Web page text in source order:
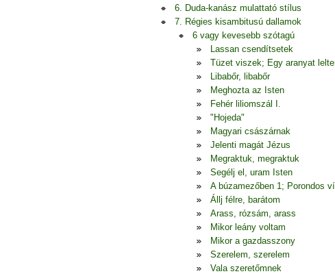
6. Duda-kanász mulattató stílus
7. Régies kisambitusú dallamok
6 vagy kevesebb szótagú
Lassan csendítsetek
Tüzet viszek; Egy aranyat
Libabőr, libabőr
Meghozta az Isten
Fehér liliomszál I.
"Hojeda"
Magyari császárnak
Jelenti magát Jézus
Megraktuk, megraktuk
Segélj el, uram Isten
A búzamezőben 1; Porondos
Állj félre, barátom
Arass, rózsám, arass
Mikor leány voltam
Mikor a gazdasszony
Szerelem, szerelem
Vala szeretőmnek